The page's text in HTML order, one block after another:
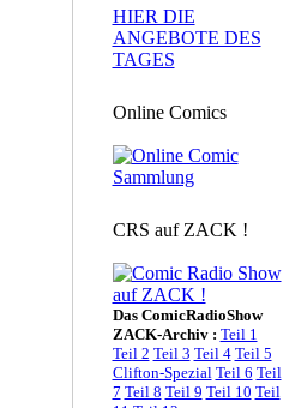
HIER DIE
ANGEBOTE DES
TAGES
Online Comics
CRS auf ZACK !
Das ComicRadioShow
ZACK-Archiv : Teil 1
Teil 2 Teil 3 Teil 4 Teil 5
Clifton-Spezial Teil 6 Teil
7 Teil 8 Teil 9 Teil 10 Teil